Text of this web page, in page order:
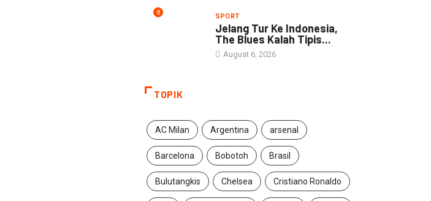
8 SPORT
Jelang Tur Ke Indonesia,
The Blues Kalah Tipis...
August 6, 2026
TOPIK
AC Milan Argentina arsenal
Barcelona Bobotoh Brasil
Bulutangkis Chelsea Cristiano Ronaldo